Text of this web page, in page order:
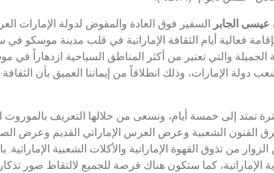
الجابر السفير فوق العادة والمفوض لدولة الإمارات
فعالية أيام الثقافة الإماراتية في قلب مدينة موسكو
الجميلة والتي تعتبر من أكثر المناطق السياحية ازدهاراً
الإمارات، وذلك انطلاقاً من إيماننا العميق بأن
تمتد إلى خمسة أيام، ونسعى من خلالها التعريف بالموروث
الفنون الشعبية وعرض العرس الإماراتي القديم وعرض
من تذوق القهوة الإماراتية والأكلات الشعبية
الإماراتية، كما ستكون هناك فرصة للجميع لالتقاط صور